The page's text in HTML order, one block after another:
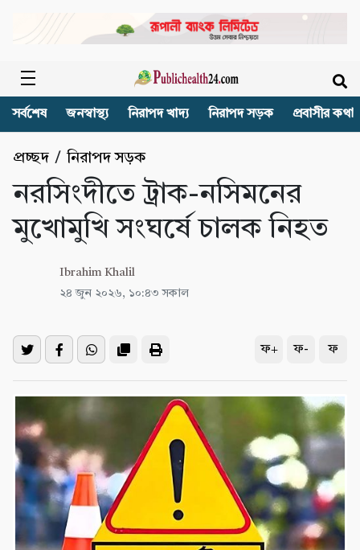
সর্বশেষ জনস্বাস্থ্য নিরাপদ খাদ্য নিরাপদ সড়ক প্রবাসীর কথা
প্রচ্ছদ /নিরাপদ সড়ক
নরসিংদীতে ট্রাক-নসিমনের
মুখোমুখি সংঘর্ষে চালক নিহত
Ibrahim Khalil
২৪ জুন ২০২৬, ১০:৪৩ সকাল
ফ+ ফ- ফ